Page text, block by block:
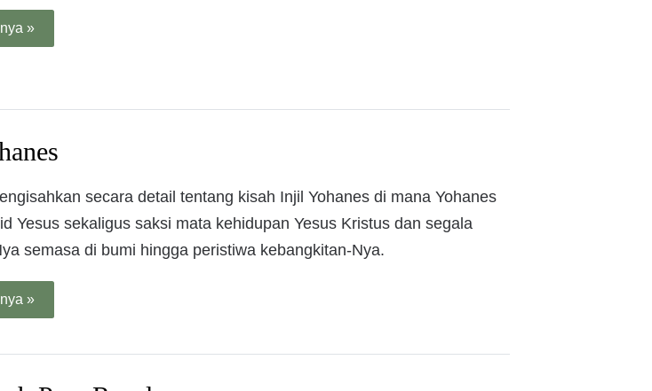
»
secara detail tentang kisah Injil Yohanes di mana Yohanes
Yesus sekaligus saksi mata kehidupan Yesus Kristus dan segala
semasa di bumi hingga peristiwa kebangkitan-Nya.
»